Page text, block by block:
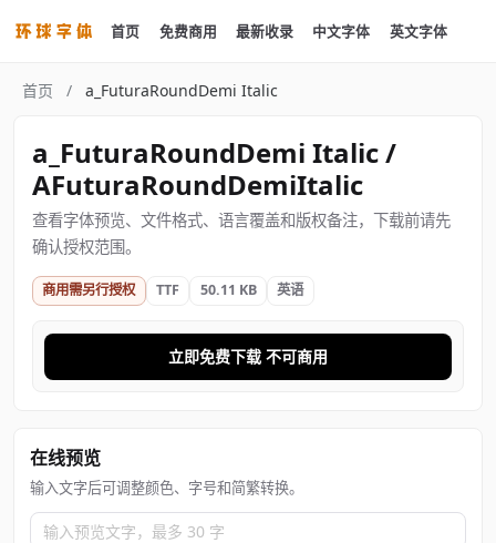
首页 免费商用 最新收录 中文字体 英文字体
首页 / a_FuturaRoundDemi Italic
a_FuturaRoundDemi Italic /
AFuturaRoundDemiItalic
查看字体预览、文件格式、语言覆盖和版权备注，下载前请先
确认授权范围。
商用需另行授权 TTF 50.11 KB 英语
立即免费下载 不可商用
在线预览
输入文字后可调整颜色、字号和简繁转换。
输入预览文字，最多 30 字